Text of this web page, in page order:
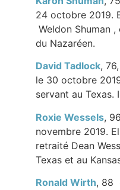
24 octobre 2019.
Weldon Shuman
du Nazaréen.
David Tadlock,
le 30 octobre
servant au
Roxie Wessels,
novembre 2019.
retraité Dean
Texas et au
Ronald Wirth, 88